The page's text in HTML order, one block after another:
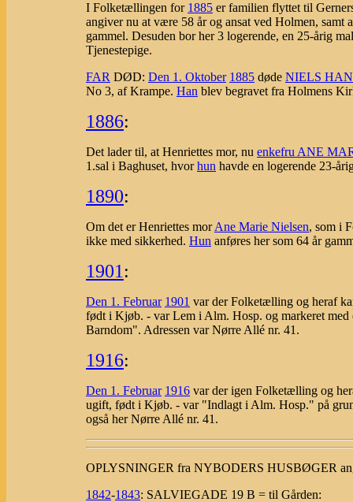
I Folketællingen for 1885 er familien flyttet til
angiver nu at være 58 år og ansat ved Holmen, samt
gammel. Desuden bor her 3 logerende, en 25-årig
Tjenestepige.
FAR DØD: Den 1. Oktober 1885 døde NIELS
No 3, af Krampe. Han blev begravet fra Holmens
1886:
Det lader til, at Henriettes mor, nu enkefru ANE
1.sal i Baghuset, hvorhun havde en logerende 23-
1890:
Om det er Henriettes morAne Marie Nielsen, som i
ikke med sikkerhed. Hun anføres her som 64 år
1901 :
Den 1. Februar 1901 var der Folketælling og heraf
født i Kjøb. - var Lem i Alm. Hosp. og markeret
Barndom". Adressen var Nørre Allé nr. 41.
1916:
Den 1. Februar 1916 var der igen Folketælling og
ugift, født i Kjøb. - var "Indlagt i Alm. Hosp." på
også her Nørre Allé nr. 41.
OPLYSNINGER fra NYBODERS HUSBØGER
1842-1843: SALVIEGADE 19 B = til Gården: